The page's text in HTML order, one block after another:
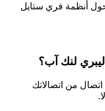
حول أنظمة فري ستايل
لنك آب؟
من اتصالاتك